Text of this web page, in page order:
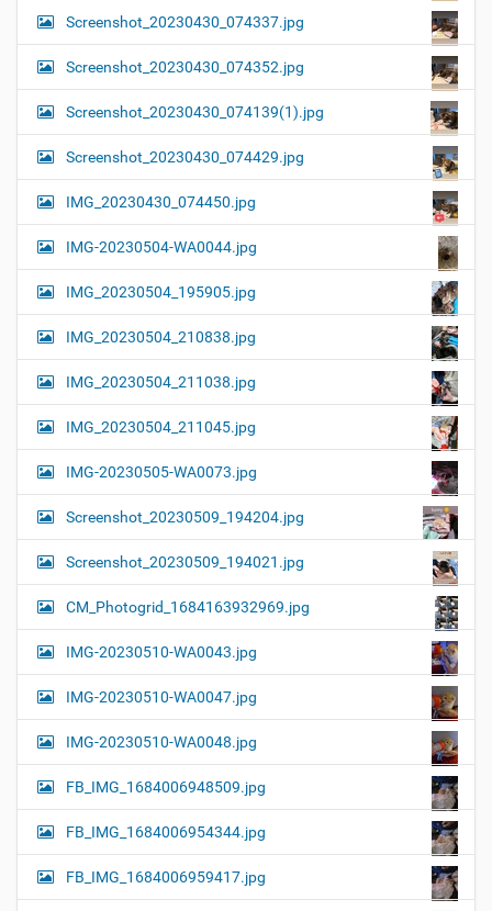
Screenshot_20230430_074337.jpg
Screenshot_20230430_074352.jpg
Screenshot_20230430_074139(1).jpg
Screenshot_20230430_074429.jpg
IMG_20230430_074450.jpg
IMG-20230504-WA0044.jpg
IMG_20230504_195905.jpg
IMG_20230504_210838.jpg
IMG_20230504_211038.jpg
IMG_20230504_211045.jpg
IMG-20230505-WA0073.jpg
Screenshot_20230509_194204.jpg
Screenshot_20230509_194021.jpg
CM_Photogrid_1684163932969.jpg
IMG-20230510-WA0043.jpg
IMG-20230510-WA0047.jpg
IMG-20230510-WA0048.jpg
FB_IMG_1684006948509.jpg
FB_IMG_1684006954344.jpg
FB_IMG_1684006959417.jpg